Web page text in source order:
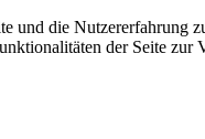
und die Nutzererfahrung
der Seite zur